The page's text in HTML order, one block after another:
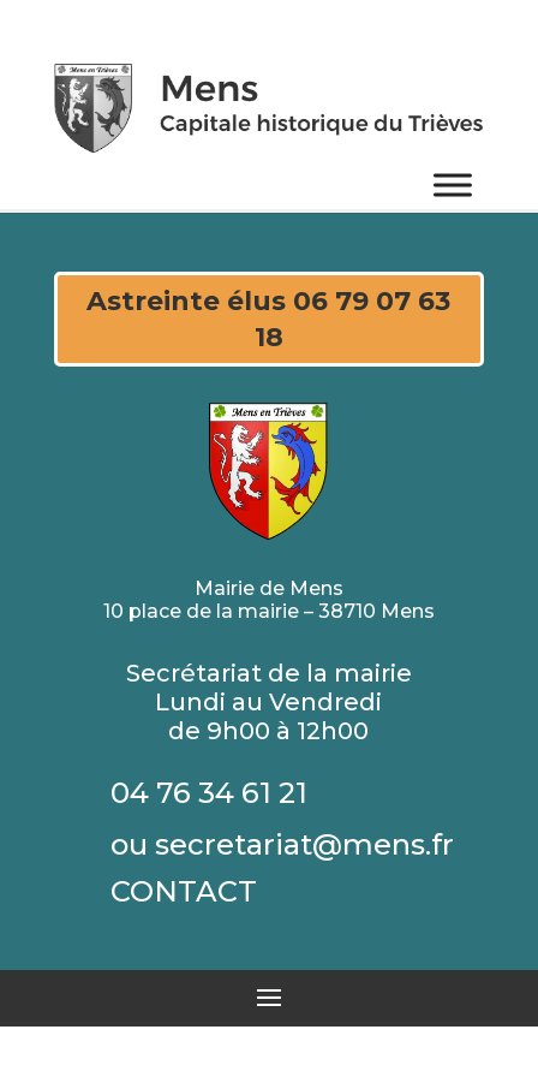
Astreinte élus 06 79 07 63
18
Mairie de Mens
10 place de la mairie – 38710 Mens
Secrétariat de la mairie
Lundi au Vendredi
de 9h00 à 12h00
04 76 34 61 21
ou secretariat@mens.fr
CONTACT